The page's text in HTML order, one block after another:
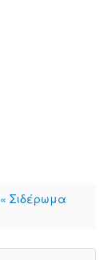
« Σιδέρωμα